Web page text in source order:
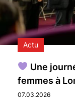
Actu
Une
femmes à
07.03.2026